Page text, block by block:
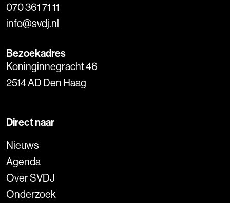
070 361 71 11
info@svdj.nl
Bezoekadres
Koninginnegracht 46
2514 AD Den Haag
Direct naar
Nieuws
Agenda
Over SVDJ
Onderzoek